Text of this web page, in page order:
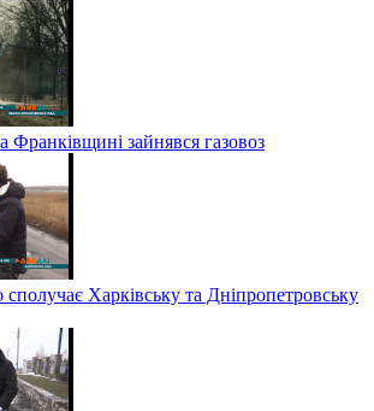
Франківщині зайнявся газовоз
Харківську та Дніпропетровську